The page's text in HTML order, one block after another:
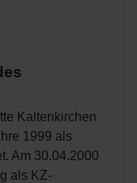
Kaltenkirchen
1999 als
Am 30.04.2000
als KZ-